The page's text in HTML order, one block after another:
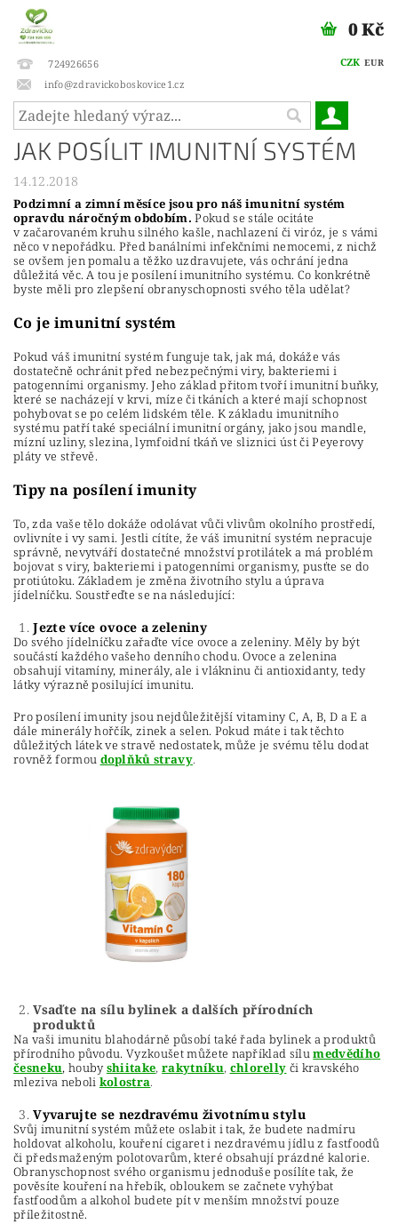
724926656
info@zdravickoboskovice1.cz
CZK EUR
0 Kč
JAK POSÍLIT IMUNITNÍ SYSTÉM
14.12.2018
Podzimní a zimní měsíce jsou pro náš imunitní systém
opravdu náročným obdobím. Pokud se stále ocitáte
v začarovaném kruhu silného kašle, nachlazení či viróz, je s vámi
něco v nepořádku. Před banálními infekčními nemocemi, z nichž
se ovšem jen pomalu a těžko uzdravujete, vás ochrání jedna
důležitá věc. A tou je posílení imunitního systému. Co konkrétně
byste měli pro zlepšení obranyschopnosti svého těla udělat?
Co je imunitní systém
Pokud váš imunitní systém funguje tak, jak má, dokáže vás
dostatečně ochránit před nebezpečnými viry, bakteriemi i
patogenními organismy. Jeho základ přitom tvoří imunitní buňky,
které se nacházejí v krvi, míze či tkáních a které mají schopnost
pohybovat se po celém lidském těle. K základu imunitního
systému patří také speciální imunitní orgány, jako jsou mandle,
mízní uzliny, slezina, lymfoidní tkáň ve sliznici úst či Peyerovy
pláty ve střevě.
Tipy na posílení imunity
To, zda vaše tělo dokáže odolávat vůči vlivům okolního prostředí,
ovlivníte i vy sami. Jestli cítíte, že váš imunitní systém nepracuje
správně, nevytváří dostatečné množství protilátek a má problém
bojovat s viry, bakteriemi i patogenními organismy, pusťte se do
protiútoku. Základem je změna životního stylu a úprava
jídelníčku. Soustřeďte se na následující:
Jezte více ovoce a zeleniny
Do svého jídelníčku zařaďte více ovoce a zeleniny. Měly by být
součástí každého vašeho denního chodu. Ovoce a zelenina
obsahují vitamíny, minerály, ale i vlákninu či antioxidanty, tedy
látky výrazně posilující imunitu.
Pro posílení imunity jsou nejdůležitější vitaminy C, A, B, D a E a
dále minerály hořčík, zinek a selen. Pokud máte i tak těchto
důležitých látek ve stravě nedostatek, může je svému tělu dodat
rovněž formou doplňků stravy.
Vsaďte na sílu bylinek a dalších přírodních
produktů
Na vaši imunitu blahodárně působí také řada bylinek a produktů
přírodního původu. Vyzkoušet můžete například sílumedvědího
česneku, houbyshiitake,rakytníku, chlorelly či kravského
mleziva neboli kolostra.
Vyvarujte se nezdravému životnímu stylu
Svůj imunitní systém můžete oslabit i tak, že budete nadmíru
holdovat alkoholu, kouření cigaret i nezdravému jídlu z fastfoodů
či předsmaženým polotovarům, které obsahují prázdné kalorie.
Obranyschopnost svého organismu jednoduše posílíte tak, že
pověsíte kouření na hřebík, obloukem se začnete vyhýbat
fastfoodům a alkohol budete pít v menším množství pouze
příležitostně.